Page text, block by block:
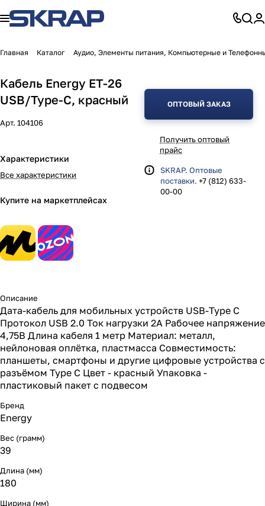
Главная Каталог Аудио, Элементы питания, Компьютерные и
Кабель Energy ET-26
USB/Type-C, красный
Арт. 104106
Характеристики
Все характеристики
Купите на маркетплейсах
ОПТОВЫЙ ЗАКАЗ
Получить оптовый
прайс
SKRAP. Оптовые
поставки. +7 (812) 633-
00-00
Описание
Дата-кабель для мобильных устройств USB-Type C
Протокол USB 2.0 Ток нагрузки 2А Рабочее напряжение
4,75В Длина кабеля 1 метр Материал: металл,
нейлоновая оплётка, пластмасса Совместимость:
планшеты, смартфоны и другие цифровые устройства с
разъёмом Type C Цвет - красный Упаковка -
пластиковый пакет с подвесом
Бренд
Energy
Вес (грамм)
39
Длина (мм)
180
Ширина (мм)